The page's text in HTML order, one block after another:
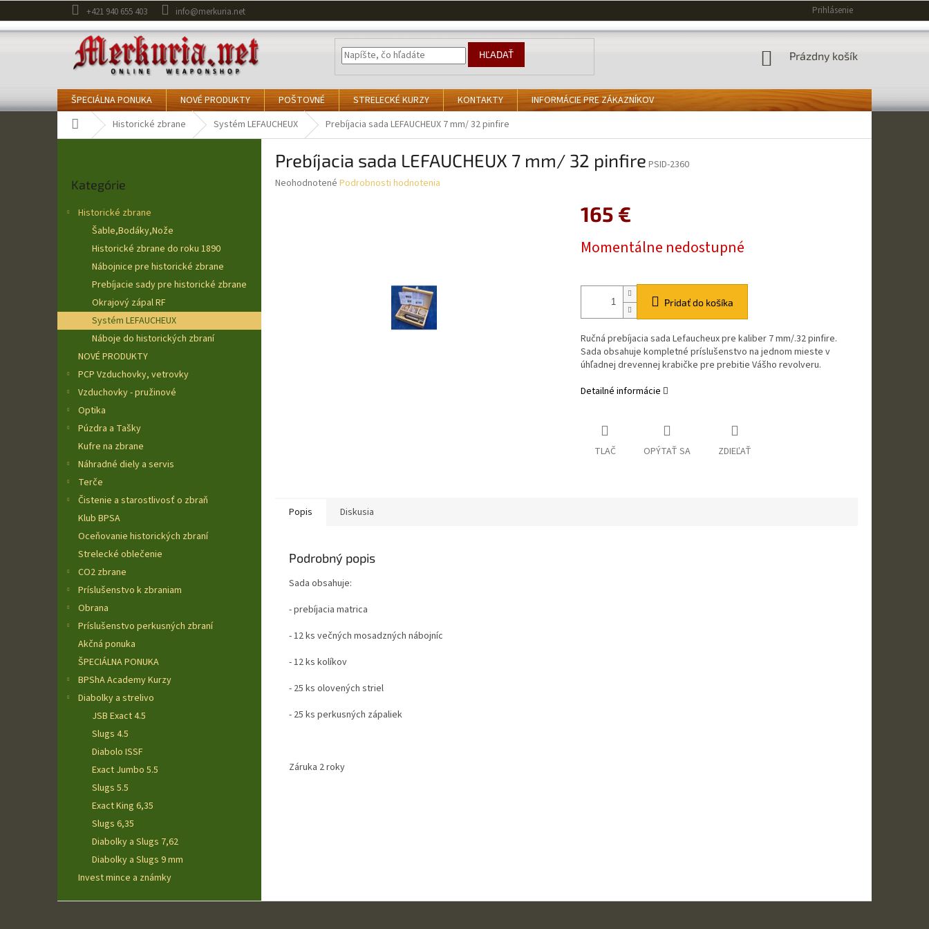
na
obsah
+421 940 655 403 info@merkuria.net Prihlásenie
HĽADAŤ
NÁKUPNÝ
Prázdny košík
ŠPECIÁLNA PONUKA NOVÉ PRODUKTY POŠTOVNÉ STRELECKÉ KURZY KONTAKTY
INFORMÁCIE PRE ZÁKAZNÍKOV
DomovHistorické zbrane Systém LEFAUCHEUX Prebíjacia sada LEFAUCHEUX 7 mm/ 32 pinfire
kategórie
Kategórie
Historické zbrane
Šable,Bodáky,Nože
Historické zbrane do roku 1890
Nábojnice pre historické zbrane
Prebíjacie sady pre historické zbrane
Okrajový zápal RF
Systém LEFAUCHEUX
Náboje do historických zbraní
NOVÉ PRODUKTY
PCP Vzduchovky, vetrovky
Vzduchovky - pružinové
Optika
Púzdra a Tašky
Kufre na zbrane
Náhradné diely a servis
Terče
Čistenie a starostlivosť o zbraň
Klub BPSA
Oceňovanie historických zbraní
Strelecké oblečenie
CO2 zbrane
Príslušenstvo k zbraniam
Obrana
Príslušenstvo perkusných zbraní
Akčná ponuka
ŠPECIÁLNA PONUKA
BPShA Academy Kurzy
Diabolky a strelivo
JSB Exact 4.5
Slugs 4.5
Diabolo ISSF
Exact Jumbo 5.5
Slugs 5.5
Exact King 6,35
Slugs 6,35
Diabolky a Slugs 7,62
Diabolky a Slugs 9 mm
Invest mince a známky
Prebíjacia sada LEFAUCHEUX 7 mm/ 32 pinfire PSID-2360
Priemerné
Neohodnotené Podrobnosti hodnotenia
165 €
cena:
Momentálne nedostupné
Pridať do košíka
Ručná prebíjacia sada Lefaucheux pre kaliber 7 mm/.32 pinfire.
Sada obsahuje kompletné príslušenstvo na jednom mieste v
úhľadnej drevennej krabičke pre prebitie Vášho revolveru.
Detailné informácie
TLAČ OPÝTAŤ SA ZDIEĽAŤ
Popis Diskusia
Podrobný popis
Sada obsahuje:
- prebíjacia matrica
- 12 ks večných mosadzných nábojníc
- 12 ks kolíkov
- 25 ks olovených striel
- 25 ks perkusných zápaliek
Záruka 2 roky